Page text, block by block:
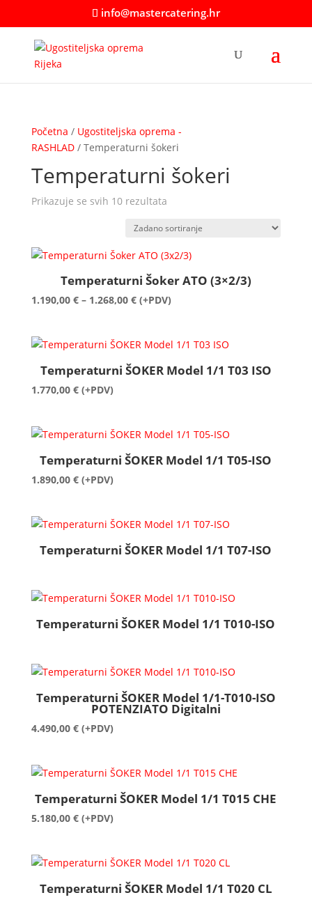
info@mastercatering.hr
Početna / Ugostiteljska oprema -
RASHLAD/ Temperaturni šokeri
Temperaturni šokeri
Prikazuje se svih 10 rezultata
Temperaturni Šoker ATO (3×2/3)
1.190,00 € – 1.268,00 €Raspon
1.190,00 €
do
(+PDV)
Temperaturni ŠOKER Model 1/1 T03 ISO
1.770,00 € (+PDV)
Temperaturni ŠOKER Model 1/1 T05-ISO
1.890,00 € (+PDV)
Temperaturni ŠOKER Model 1/1 T07-ISO
Temperaturni ŠOKER Model 1/1 T010-ISO
Temperaturni ŠOKER Model 1/1-T010-ISO
POTENZIATO Digitalni
4.490,00 € (+PDV)
Temperaturni ŠOKER Model 1/1 T015 CHE
5.180,00 € (+PDV)
Temperaturni ŠOKER Model 1/1 T020 CL